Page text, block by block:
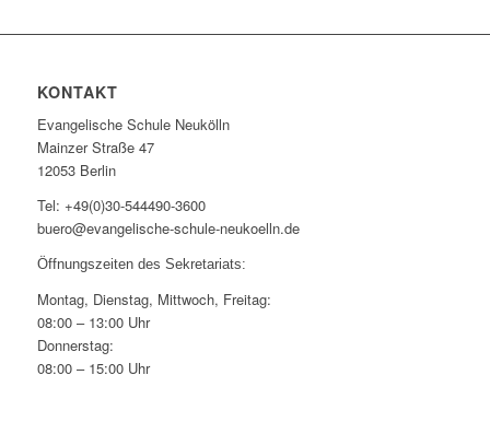
KONTAKT
Evangelische Schule Neukölln
Mainzer Straße 47
12053 Berlin
Tel: +49(0)30-544490-3600
buero@evangelische-schule-neukoelln.de
Öffnungszeiten des Sekretariats:
Montag, Dienstag, Mittwoch, Freitag:
08:00 – 13:00 Uhr
Donnerstag:
08:00 – 15:00 Uhr